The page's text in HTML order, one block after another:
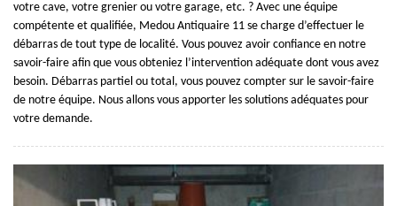
votre cave, votre grenier ou votre garage, etc. ? Avec une équipe
compétente et qualifiée, Medou Antiquaire 11 se charge d’effectuer le
débarras de tout type de localité. Vous pouvez avoir confiance en notre
savoir-faire afin que vous obteniez l’intervention adéquate dont vous avez
besoin. Débarras partiel ou total, vous pouvez compter sur le savoir-faire
de notre équipe. Nous allons vous apporter les solutions adéquates pour
votre demande.